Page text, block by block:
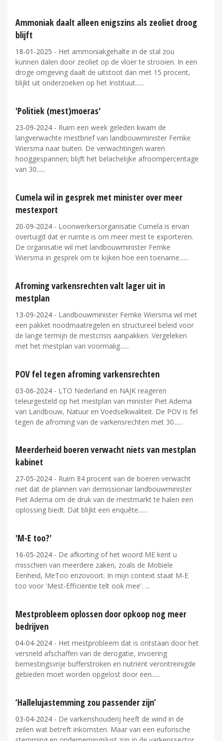
Ammoniak daalt alleen enigszins als zeoliet droog
blijft
18-01-2025 - Het ammoniakgehalte in de stal zou
kunnen dalen door zeoliet op de vloer te strooien. In een
droge omgeving daalt de uitstoot dan met 15 procent,
blijkt uit onderzoeken op het Instituut...
'Politiek (mest)moeras'
23-09-2024 - Ruim een week geleden kwam de
langverwachte mestbrief van landbouwminister Femke
Wiersma naar buiten. De verwachtingen waren
hooggespannen; blijft het belachelijke afroompercentage
van 30...
Cumela wil in gesprek met minister over meer
mestexport
20-09-2024 - Loonwerkersorganisatie Cumela is ervan
overtuigd dat er ruimte is om meer mest te exporteren.
De organisatie wil met landbouwminister Femke
Wiersma in gesprek om te kijken hoe een toename...
Afroming varkensrechten valt lager uit in
mestplan
13-09-2024 - Landbouwminister Femke Wiersma wil met
een pakket noodmaatregelen en structureel beleid voor
de lange termijn de mestcrisis aanpakken. Vergeleken
met het mestplan van voormalig...
POV fel tegen afroming varkensrechten
03-06-2024 - LTO Nederland en NAJK reageren
teleurgesteld op het mestplan van minister Piet Adema
van Landbouw, Natuur en Voedselkwaliteit. De POV is fel
tegen de afroming van de varkensrechten met 30...
Meerderheid boeren verwacht niets van mestplan
kabinet
27-05-2024 - Ruim 84 procent van de boeren verwacht
niet dat de plannen van demissionair landbouwminister
Piet Adema om de druk van de mestmarkt te halen een
oplossing biedt. Dat blijkt een enquête...
'M-E too?'
16-05-2024 - De afkorting of het woord ME kent u
misschien van meerdere zaken, zoals de Mobiele
Eenheid, MeToo enzovoort. In mijn context staat M-E
too voor 'Mest-Efficiëntie telt ook mee'.
Mestprobleem oplossen door opkoop nog meer
bedrijven
04-04-2024 - Het mestprobleem dat is ontstaan door het
versneld afschaffen van de derogatie, invoering
bemestingsvrije bufferstroken en nutriënt verontreinigde
gebieden moet worden opgelost door een...
‘Hallelujastemming zou passender zijn’
03-04-2024 - De varkenshouderij heeft de wind in de
zeilen wat betreft inkomsten. Maar van een euforische